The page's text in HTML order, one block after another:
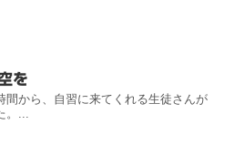
を
間から、自習に来てくれる生徒さんが
。...